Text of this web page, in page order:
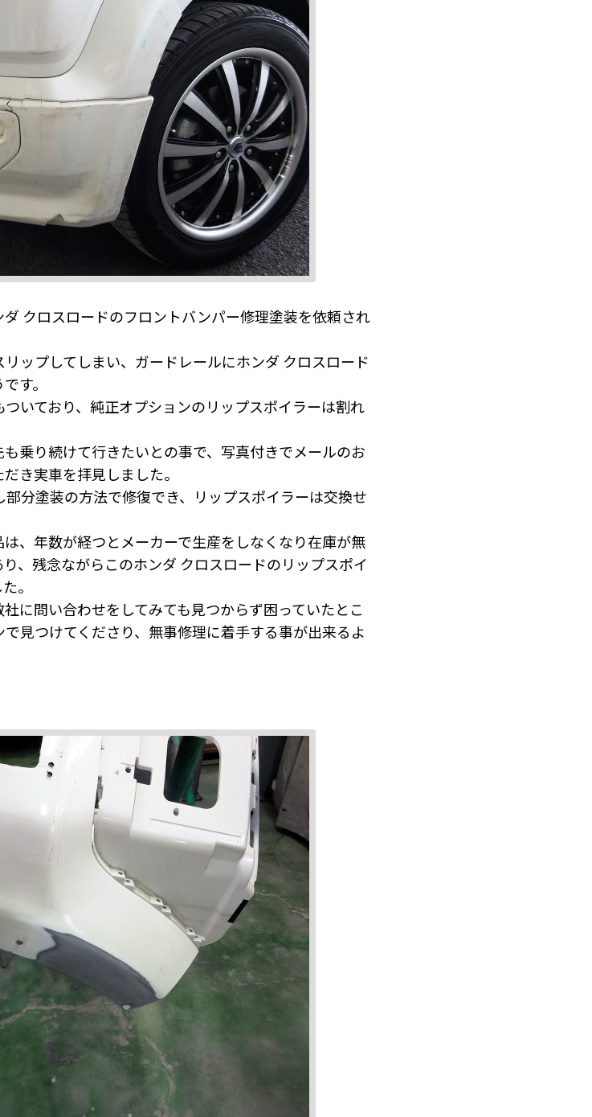
クロスロードのフロントバンパー修理塗装を依頼され
ップしてしまい、ガードレールにホンダ クロスロード
す。
いており、純正オプションのリップスポイラーは割れ
乗り続けて行きたいとの事で、写真付きでメールのお
き実車を拝見しました。
分塗装の方法で修復でき、リップスポイラーは交換せ
、年数が経つとメーカーで生産をしなくなり在庫が無
、残念ながらこのホンダ クロスロードのリップスポイ
。
に問い合わせをしてみても見つからず困っていたとこ
見つけてくださり、無事修理に着手する事が出来るよ